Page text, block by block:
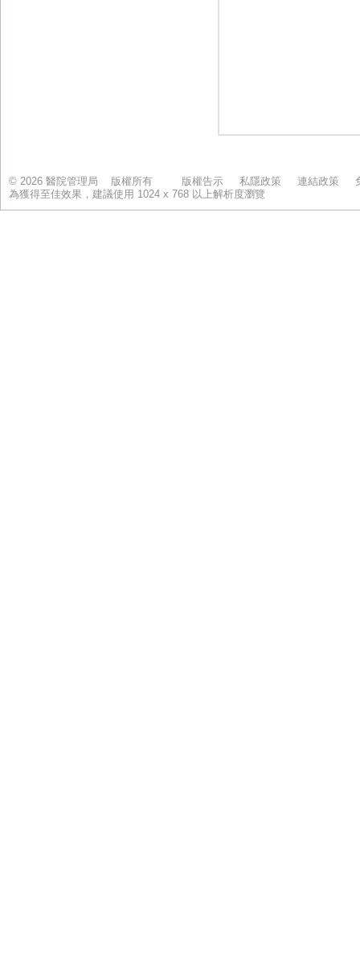
© 2026 醫院管理局 版權所有 版權告示 私隱政策 連結政策
為獲得至佳效果，建議使用 1024 x 768 以上解析度瀏覽